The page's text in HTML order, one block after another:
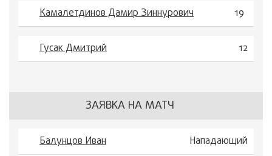
Камалетдинов Дамир Зиннурович 19
Гусак Дмитрий 12
ЗАЯВКА НА МАТЧ
Балунцов Иван
Нападающий